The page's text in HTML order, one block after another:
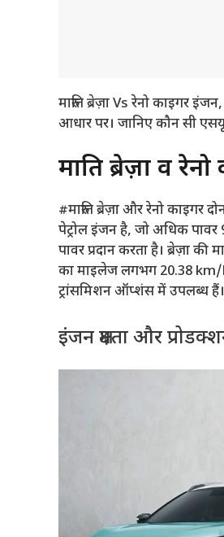
मारुति ब्रेज़ा Vs रेनो काइगर
आधार पर। जानिए कौन सी
मारुति ब्रेज़ा व
#मारुति ब्रेज़ा और रेनो
पेट्रोल इंजन है, जो अधिक पावर
पावर प्रदान करता है। ब्रेज़ा
का माइलेज लगभग 20.38
ट्रांसमिशन ऑप्शंस में उपलब्ध हैं।
इंजन क्षमता और